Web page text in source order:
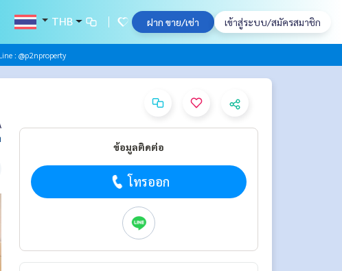
THB ฝาก ขาย/เช่า เข้าสู่ระบบ/สมัครสมาชิก
: @p2nproperty
ข้อมูลติดต่อ
โทรออก